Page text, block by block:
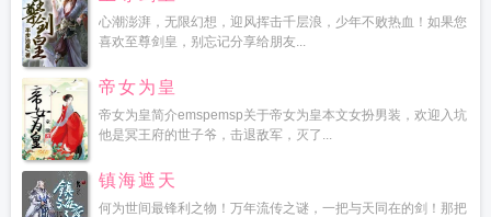
心潮澎湃，无限幻想，迎风挥击千层浪，少年不败热血！如果您
喜欢至尊剑皇，别忘记分享给朋友...
帝女为皇
帝女为皇简介emspemsp关于帝女为皇本文女扮男装，欢迎入坑
他是冥王府的世子爷，击退敌军，灭了...
镇海遮天
何为世间最锋利之物！万年流传之谜，一把与天同在的剑！那把